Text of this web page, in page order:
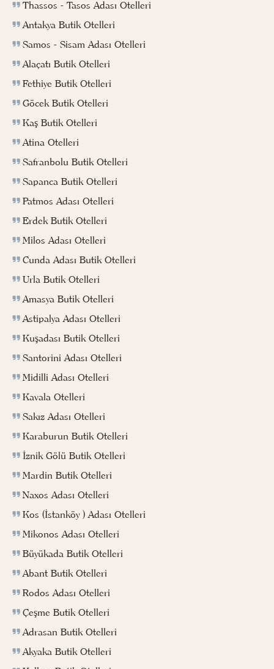
Thassos - Tasos Adası Otelleri
Antakya Butik Otelleri
Samos - Sisam Adası Otelleri
Alaçatı Butik Otelleri
Fethiye Butik Otelleri
Göcek Butik Otelleri
Kaş Butik Otelleri
Atina Otelleri
Safranbolu Butik Otelleri
Sapanca Butik Otelleri
Patmos Adası Otelleri
Erdek Butik Otelleri
Milos Adası Otelleri
Cunda Adası Butik Otelleri
Urla Butik Otelleri
Amasya Butik Otelleri
Astipalya Adası Otelleri
Kuşadası Butik Otelleri
Santorini Adası Otelleri
Midilli Adası Otelleri
Kavala Otelleri
Sakız Adası Otelleri
Karaburun Butik Otelleri
İznik Gölü Butik Otelleri
Mardin Butik Otelleri
Naxos Adası Otelleri
Kos (İstanköy ) Adası Otelleri
Mikonos Adası Otelleri
Büyükada Butik Otelleri
Abant Butik Otelleri
Rodos Adası Otelleri
Çeşme Butik Otelleri
Adrasan Butik Otelleri
Akyaka Butik Otelleri